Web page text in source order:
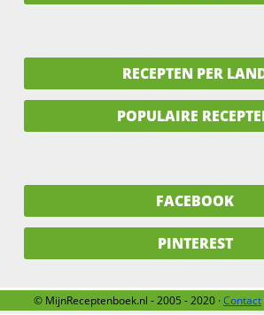
RECEPTEN PER
POPULAIRE
FACEBOOK
PINTEREST
© MijnReceptenboek.nl - 2005 - 2020 ·Contact